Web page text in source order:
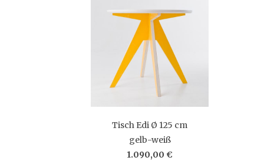
Tisch Edi Ø 125 cm
gelb-weiß
1.090,00 €